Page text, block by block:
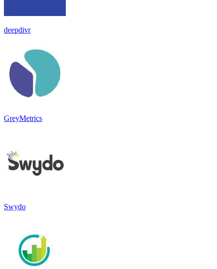
deepdivr
GreyMetrics
Swydo